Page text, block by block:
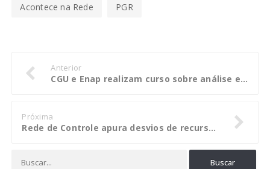
Acontece na Rede PGR
Anterior
CGU e Enap realizam curso sobre análise e prevenção de conflito de interesses
Próxima
Rede de Controle apura desvios de recursos de precatórios do Fundef no Piauí